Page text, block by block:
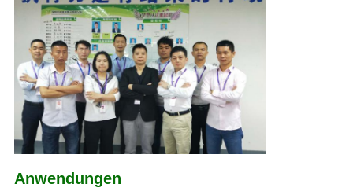
Anwendungen